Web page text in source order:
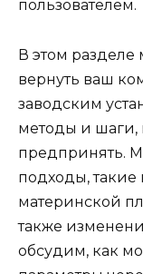
пользователем.
В этом
вернуть ваш
заводским
методы и шаги,
предпринять.
подходы, такие
материнской
также
обсудим, как